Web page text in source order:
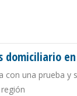
domiciliario
con una prueba y